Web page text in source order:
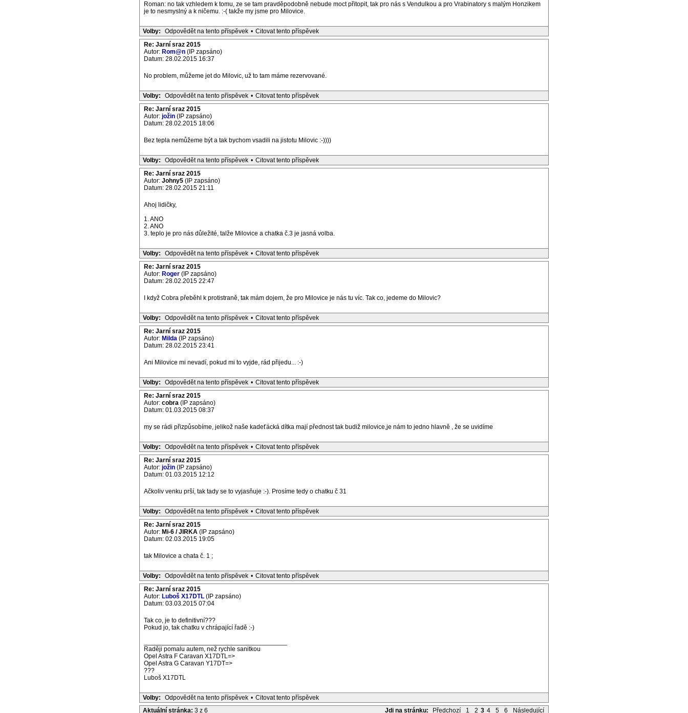
Roman: no tak vzhledem k tomu, ze se tam pravděpodobně nebude moct přitopit, tak pro nás s Vendulkou a pro Vrabinatory s malým Honzikem
je to nesmyslný a k ničemu. :-( takže my jsme pro Milovice.
Volby: Odpovědět na tento příspěvek • Citovat tento příspěvek
Re: Jarní sraz 2015
Autor: Rom@n (IP zapsáno)
Datum: 28.02.2015 16:37
No problem, můžeme jet do Milovic, už to tam máme rezervované.
Volby: Odpovědět na tento příspěvek • Citovat tento příspěvek
Re: Jarní sraz 2015
Autor: jožin (IP zapsáno)
Datum: 28.02.2015 18:06
Bez tepla nemůžeme být a tak bychom vsadili na jistotu Milovic :-))))
Volby: Odpovědět na tento příspěvek • Citovat tento příspěvek
Re: Jarní sraz 2015
Autor: Johny5 (IP zapsáno)
Datum: 28.02.2015 21:11
Ahoj lidičky,
1. ANO
2. ANO
3. teplo je pro nás důležité, talže Milovice a chatka č.3 je jasná volba.
Volby: Odpovědět na tento příspěvek • Citovat tento příspěvek
Re: Jarní sraz 2015
Autor: Roger (IP zapsáno)
Datum: 28.02.2015 22:47
I když Cobra přeběhl k protistraně, tak mám dojem, že pro Milovice je nás tu víc. Tak co, jedeme do Milovic?
Volby: Odpovědět na tento příspěvek • Citovat tento příspěvek
Re: Jarní sraz 2015
Autor: Milda (IP zapsáno)
Datum: 28.02.2015 23:41
Ani Milovice mi nevadí, pokud mi to vyjde, rád přijedu... :-)
Volby: Odpovědět na tento příspěvek • Citovat tento příspěvek
Re: Jarní sraz 2015
Autor: cobra (IP zapsáno)
Datum: 01.03.2015 08:37
my se rádi přizpůsobíme, jelikož naše kadeťácká dítka mají přednost tak budiž milovice,je nám to jedno hlavně , že se uvidíme
Volby: Odpovědět na tento příspěvek • Citovat tento příspěvek
Re: Jarní sraz 2015
Autor: jožin (IP zapsáno)
Datum: 01.03.2015 12:12
Ačkoliv venku prší, tak tady se to vyjasňuje :-). Prosíme tedy o chatku č 31
Volby: Odpovědět na tento příspěvek • Citovat tento příspěvek
Re: Jarní sraz 2015
Autor: Mi-6 / JIRKA (IP zapsáno)
Datum: 02.03.2015 19:05
tak Milovice a chata č. 1 ;
Volby: Odpovědět na tento příspěvek • Citovat tento příspěvek
Re: Jarní sraz 2015
Autor: Luboš X17DTL (IP zapsáno)
Datum: 03.03.2015 07:04
Tak co, je to definitivní???
Pokud jo, tak chatku v chrápající řadě :-)
Raději pomalu autem, než rychle sanitkou
Opel Astra F Caravan X17DTL=>
Opel Astra G Caravan Y17DT=>
???
Luboš X17DTL
Volby: Odpovědět na tento příspěvek • Citovat tento příspěvek
Jdi na stránku:
Předchozí 1 2 3 4 5 6 Následující
Aktuální stránka: 3 z 6